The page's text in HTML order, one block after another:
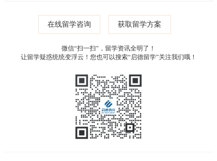
在线留学咨询 获取留学方案
微信“扫一扫”，留学资讯全明了！
让留学疑惑统统变浮云！您也可以搜索“启德留学”关注我们哦！